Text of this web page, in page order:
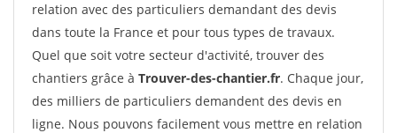
relation avec des particuliers demandant des devis
dans toute la France et pour tous types de travaux.
Quel que soit votre secteur d'activité, trouver des
chantiers grâce à Trouver-des-chantier.fr. Chaque jour,
des milliers de particuliers demandent des devis en
ligne. Nous pouvons facilement vous mettre en relation